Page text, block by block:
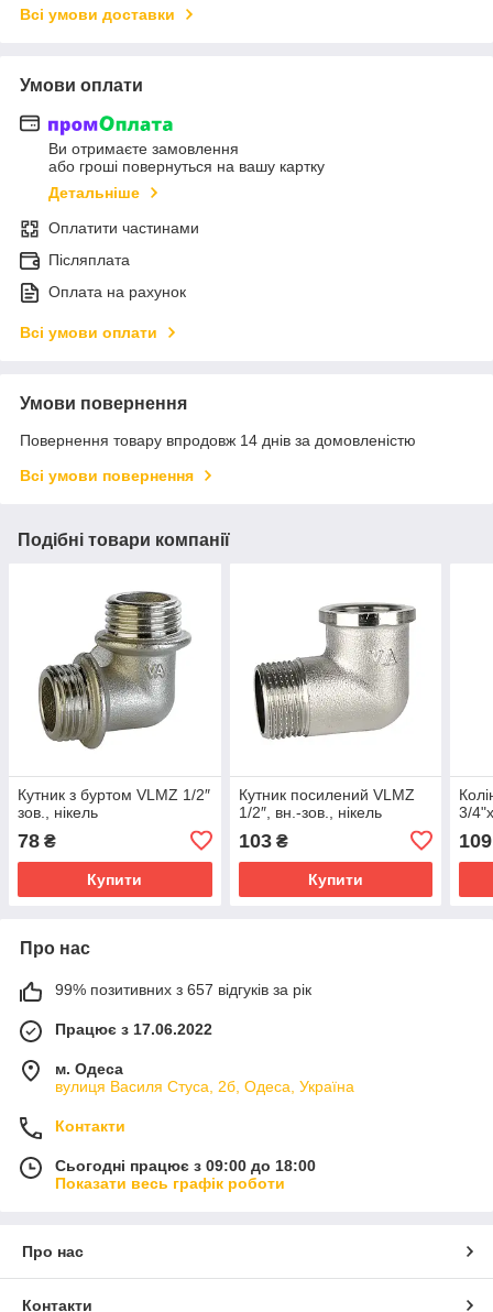
Всі умови доставки
Умови оплати
Ви отримаєте замовлення
або гроші повернуться на вашу картку
Детальніше
Оплатити частинами
Післяплата
Оплата на рахунок
Всі умови оплати
Умови повернення
Повернення товару впродовж 14 днів за домовленістю
Всі умови повернення
Подібні товари компанії
Кутник з буртом VLMZ 1/2″
зов., нікель
78 ₴
Купити
Кутник посилений VLMZ
1/2″, вн.-зов., нікель
103₴
Купити
3/
109
Про нас
99% позитивних з 657 відгуків за рік
Працює з 17.06.2022
м. Одеса
вулиця Василя Стуса, 2б, Одеса, Україна
Контакти
Сьогодні працює з 09:00 до 18:00
Показати весь графік роботи
Про нас
Контакти